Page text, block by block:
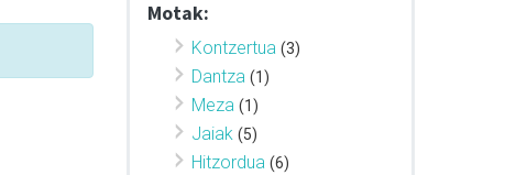
Motak:
Kontzertua (3)
Dantza (1)
Meza (1)
Jaiak (5)
Hitzordua (6)